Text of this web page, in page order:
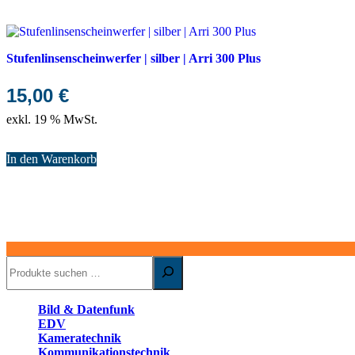
Stufenlinsenscheinwerfer | silber | Arri 300 Plus
15,00 €
exkl. 19 % MwSt.
In den Warenkorb
Bild & Datenfunk
EDV
Kameratechnik